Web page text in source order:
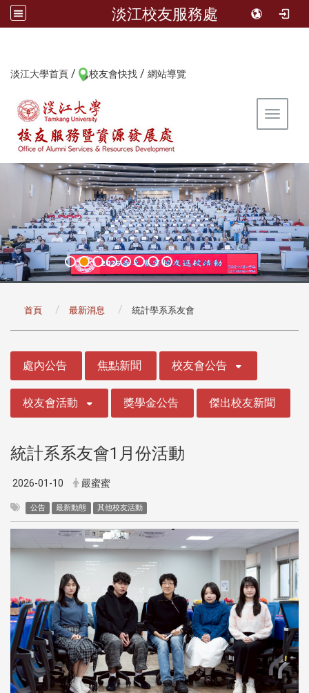
淡江校友服務處
淡江大學首頁 / 校友會快找 / 網站導覽
Toggle
首頁 最新消息 統計學系系友會
處內公告 焦點新聞 校友會公告
校友會活動 獎學金公告 傑出校友新聞
統計系系友會1月份活動
2026-01-10 嚴蜜蜜
公告 最新動態 其他校友活動